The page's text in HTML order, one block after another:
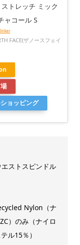
トレッチ ミック
ャコール S
FACE(ザノースフェイ
ョッピング
ストスピンドル
Nylon（ナ
）のみ（ナイロ
ル15％）